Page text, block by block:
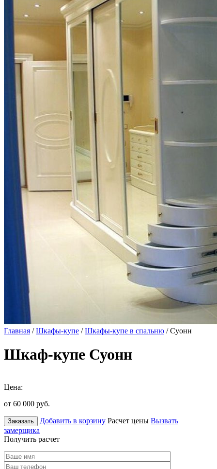
Главная /Шкафы-купе /Шкафы-купе в спальню / Суонн
Шкаф-купе Суонн
Цена:
от 60 000 руб.
Заказать Добавить в корзину Расчет цены Вызвать
замерщика
Получить расчет